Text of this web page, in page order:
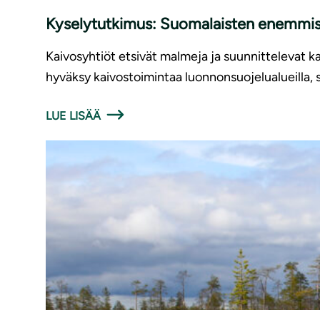
Kyselytutkimus: Suomalaisten
Kaivosyhtiöt etsivät malmeja ja suunnittelevat
hyväksy kaivostoimintaa
LUE LISÄÄ